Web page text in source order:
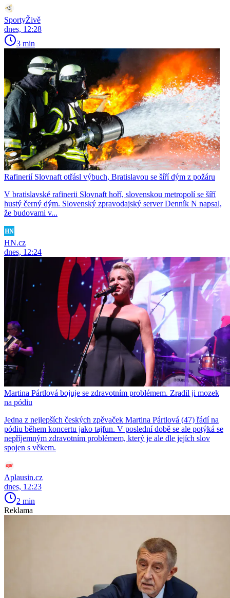
SportyŽivě
dnes, 12:28
3 min
Rafinerií Slovnaft otřásl výbuch, Bratislavou se šíří dým z požáru
V bratislavské rafinerii Slovnaft hoří, slovenskou metropolí se šíří
hustý černý dým. Slovenský zpravodajský server Denník N napsal,
že budovami v...
HN.cz
dnes, 12:24
Martina Pártlová bojuje se zdravotním problémem. Zradil ji mozek
na pódiu
Jedna z nejlepších českých zpěvaček Martina Pártlová (47) řádí na
pódiu během koncertu jako tajfun. V poslední době se ale potýká se
nepříjemným zdravotním problémem, který je ale dle jejích slov
spojen s věkem.
Aplausin.cz
dnes, 12:23
2 min
Reklama